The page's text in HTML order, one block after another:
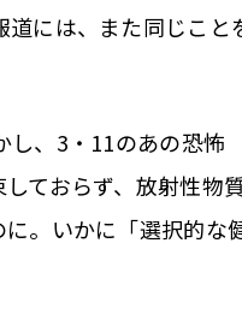
には、また同じこと
、3・11のあの恐怖
ておらず、放射性物
。いかに「選択的な